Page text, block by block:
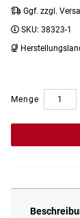
Ggf. zzgl.
SKU: 38323-1
Menge